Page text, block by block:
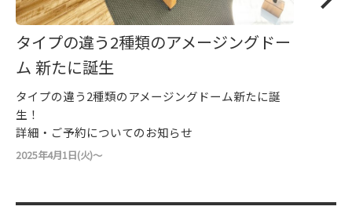
タイプの違う2種類のアメージングドー
ム 新たに誕生
タイプの違う2種類のアメージングドーム新たに誕
生！
詳細・ご予約についてのお知らせ
2025年4月1日(火)～